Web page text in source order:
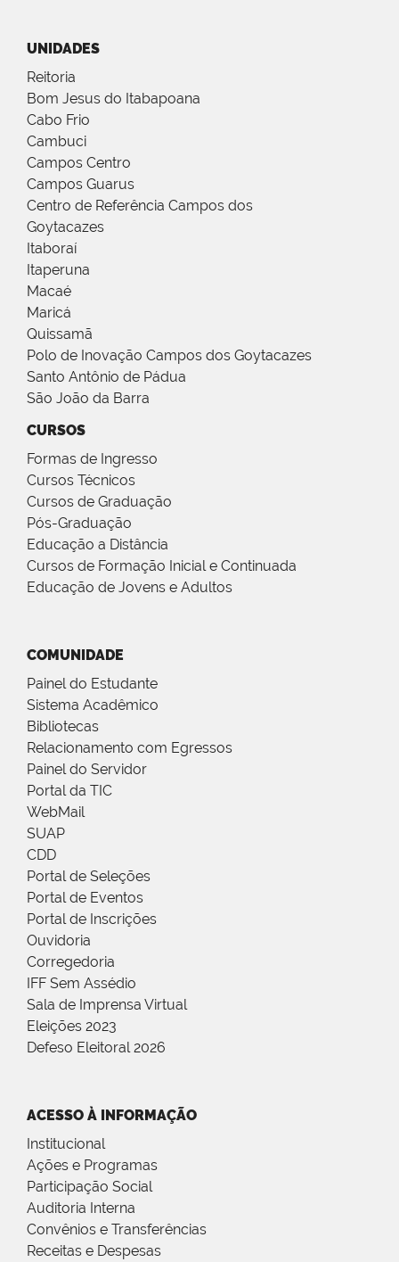
UNIDADES
Reitoria
Bom Jesus do Itabapoana
Cabo Frio
Cambuci
Campos Centro
Campos Guarus
Centro de Referência Campos dos
Goytacazes
Itaboraí
Itaperuna
Macaé
Maricá
Quissamã
Polo de Inovação Campos dos Goytacazes
Santo Antônio de Pádua
São João da Barra
CURSOS
Formas de Ingresso
Cursos Técnicos
Cursos de Graduação
Pós-Graduação
Educação a Distância
Cursos de Formação Inicial e Continuada
Educação de Jovens e Adultos
COMUNIDADE
Painel do Estudante
Sistema Acadêmico
Bibliotecas
Relacionamento com Egressos
Painel do Servidor
Portal da TIC
WebMail
SUAP
CDD
Portal de Seleções
Portal de Eventos
Portal de Inscrições
Ouvidoria
Corregedoria
IFF Sem Assédio
Sala de Imprensa Virtual
Eleições 2023
Defeso Eleitoral 2026
ACESSO À INFORMAÇÃO
Institucional
Ações e Programas
Participação Social
Auditoria Interna
Convênios e Transferências
Receitas e Despesas